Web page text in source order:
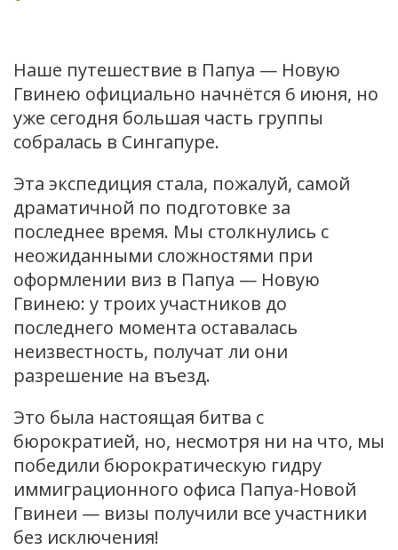
Наше путешествие в Папуа — Новую
Гвинею официально начнётся 6 июня, но
уже сегодня большая часть группы
собралась в Сингапуре.
Эта экспедиция стала, пожалуй, самой
драматичной по подготовке за
последнее время. Мы столкнулись с
неожиданными сложностями при
оформлении виз в Папуа — Новую
Гвинею: у троих участников до
последнего момента оставалась
неизвестность, получат ли они
разрешение на въезд.
Это была настоящая битва с
бюрократией, но, несмотря ни на что, мы
победили бюрократическую гидру
иммиграционного офиса Папуа-Новой
Гвинеи — визы получили все участники
без исключения!